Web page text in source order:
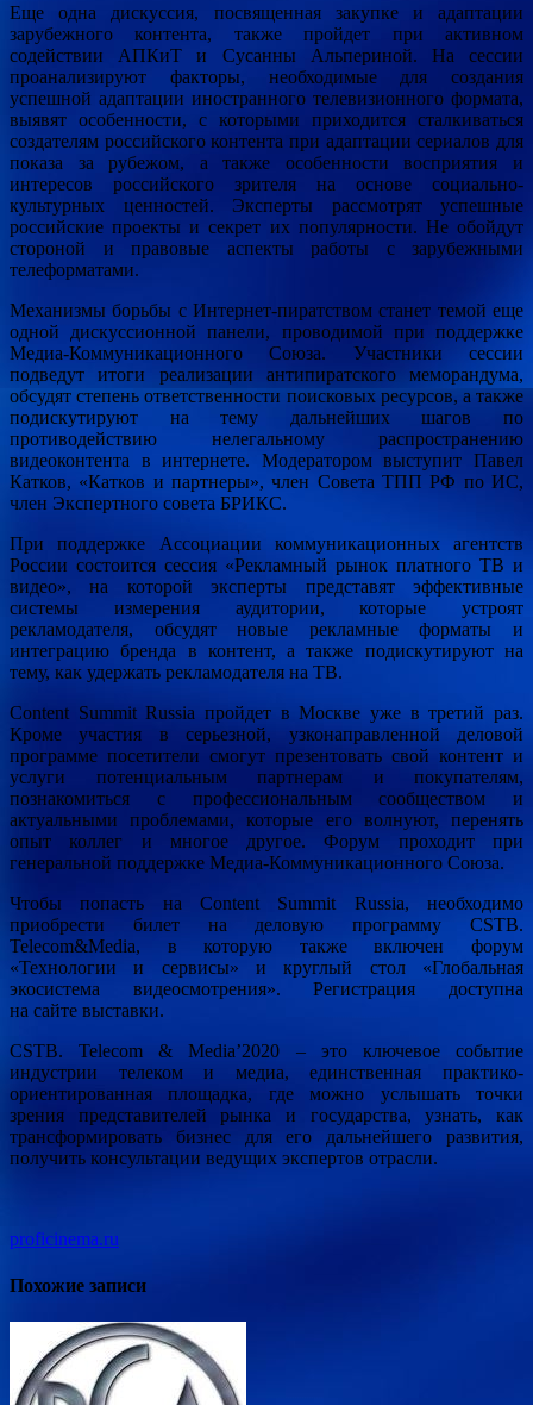
Еще одна дискуссия, посвященная закупке и адаптации
зарубежного контента, также пройдет при активном
содействии АПКиТ и Сусанны Альпериной. На сессии
проанализируют факторы, необходимые для создания
успешной адаптации иностранного телевизионного формата,
выявят особенности, с которыми приходится сталкиваться
создателям российского контента при адаптации сериалов для
показа за рубежом, а также особенности восприятия и
интересов российского зрителя на основе социально-
культурных ценностей. Эксперты рассмотрят успешные
российские проекты и секрет их популярности. Не обойдут
стороной и правовые аспекты работы с зарубежными
телеформатами.
Механизмы борьбы с Интернет-пиратством станет темой еще
одной дискуссионной панели, проводимой при поддержке
Медиа-Коммуникационного Союза. Участники сессии
подведут итоги реализации антипиратского меморандума,
обсудят степень ответственности поисковых ресурсов, а также
подискутируют на тему дальнейших шагов по
противодействию нелегальному распространению
видеоконтента в интернете. Модератором выступит Павел
Катков, «Катков и партнеры», член Совета ТПП РФ по ИС,
член Экспертного совета БРИКС.
При поддержке Ассоциации коммуникационных агентств
России состоится сессия «Рекламный рынок платного ТВ и
видео», на которой эксперты представят эффективные
системы измерения аудитории, которые устроят
рекламодателя, обсудят новые рекламные форматы и
интеграцию бренда в контент, а также подискутируют на
тему, как удержать рекламодателя на ТВ.
Content Summit Russia пройдет в Москве уже в третий раз.
Кроме участия в серьезной, узконаправленной деловой
программе посетители смогут презентовать свой контент и
услуги потенциальным партнерам и покупателям,
познакомиться с профессиональным сообществом и
актуальными проблемами, которые его волнуют, перенять
опыт коллег и многое другое. Форум проходит при
генеральной поддержке Медиа-Коммуникационного Союза.
Чтобы попасть на Content Summit Russia, необходимо
приобрести билет на деловую программу CSTB.
Telecom&Media, в которую также включен форум
«Технологии и сервисы» и круглый стол «Глобальная
экосистема видеосмотрения». Регистрация доступна
на сайте выставки.
CSTB. Telecom & Media’2020 – это ключевое событие
индустрии телеком и медиа, единственная практико-
ориентированная площадка, где можно услышать точки
зрения представителей рынка и государства, узнать, как
трансформировать бизнес для его дальнейшего развития,
получить консультации ведущих экспертов отрасли.
proficinema.ru
Похожие записи